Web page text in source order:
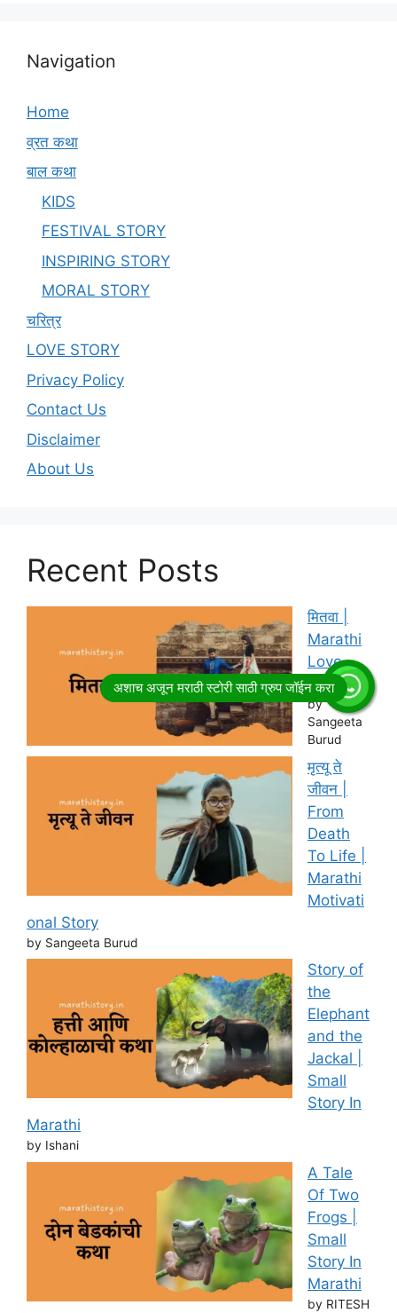
Navigation
Home
व्रत कथा
बाल कथा
KIDS
FESTIVAL STORY
INSPIRING STORY
MORAL STORY
चरित्र
LOVE STORY
Privacy Policy
Contact Us
Disclaimer
About Us
Recent Posts
मितवा |
Marathi
Love
Story
by
Sangeeta
Burud
मृत्यू ते
जीवन |
From
Death
To Life |
Marathi
Motivati
onal Story
by Sangeeta Burud
Story of
the
Elephant
and the
Jackal |
Small
Story In
Marathi
by Ishani
A Tale
Of Two
Frogs |
Small
Story In
Marathi
by RITESH